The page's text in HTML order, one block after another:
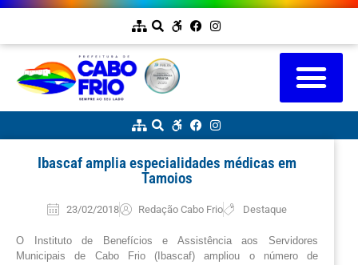
Ibascaf amplia especialidades médicas em
Tamoios
23/02/2018 Redação Cabo Frio Destaque
O Instituto de Benefícios e Assistência aos Servidores
Municipais de Cabo Frio (Ibascaf) ampliou o número de